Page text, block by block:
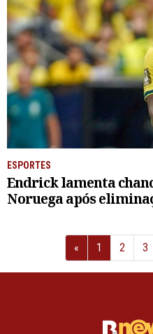
ESPORTES
Endrick lamenta
Noruega após
«Anterior
1 2 3